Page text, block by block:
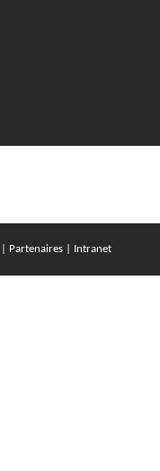
Partenaires Intranet